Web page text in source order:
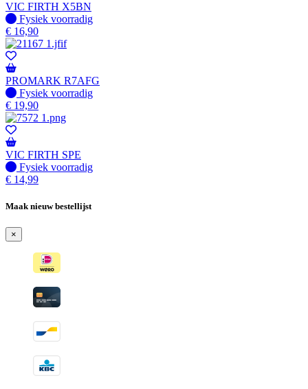
VIC FIRTH X5BN
Fysiek voorradig
Fysiek voorradig
€ 16,90
PROMARK R7AFG
Fysiek voorradig
Fysiek voorradig
€ 19,90
VIC FIRTH SPE
Fysiek voorradig
Fysiek voorradig
€ 14,99
Maak nieuw bestellijst
×